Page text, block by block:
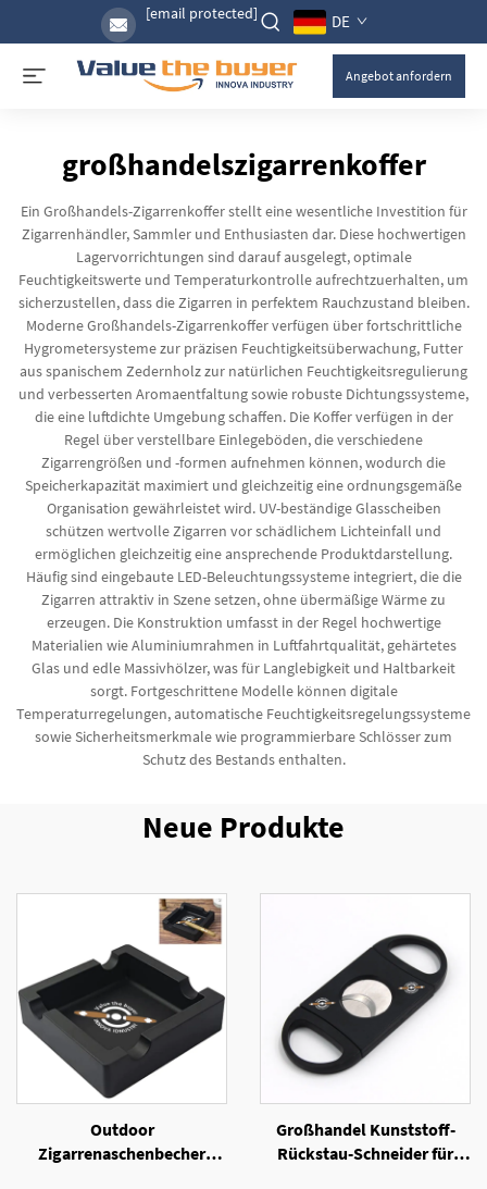
[email protected] DE
Angebot anfordern
großhandelszigarrenkoffer
Ein Großhandels-Zigarrenkoffer stellt eine wesentliche Investition für
Zigarrenhändler, Sammler und Enthusiasten dar. Diese hochwertigen
Lagervorrichtungen sind darauf ausgelegt, optimale
Feuchtigkeitswerte und Temperaturkontrolle aufrechtzuerhalten, um
sicherzustellen, dass die Zigarren in perfektem Rauchzustand bleiben.
Moderne Großhandels-Zigarrenkoffer verfügen über fortschrittliche
Hygrometersysteme zur präzisen Feuchtigkeitsüberwachung, Futter
aus spanischem Zedernholz zur natürlichen Feuchtigkeitsregulierung
und verbesserten Aromaentfaltung sowie robuste Dichtungssysteme,
die eine luftdichte Umgebung schaffen. Die Koffer verfügen in der
Regel über verstellbare Einlegeböden, die verschiedene
Zigarrengrößen und -formen aufnehmen können, wodurch die
Speicherkapazität maximiert und gleichzeitig eine ordnungsgemäße
Organisation gewährleistet wird. UV-beständige Glasscheiben
schützen wertvolle Zigarren vor schädlichem Lichteinfall und
ermöglichen gleichzeitig eine ansprechende Produktdarstellung.
Häufig sind eingebaute LED-Beleuchtungssysteme integriert, die die
Zigarren attraktiv in Szene setzen, ohne übermäßige Wärme zu
erzeugen. Die Konstruktion umfasst in der Regel hochwertige
Materialien wie Aluminiumrahmen in Luftfahrtqualität, gehärtetes
Glas und edle Massivhölzer, was für Langlebigkeit und Haltbarkeit
sorgt. Fortgeschrittene Modelle können digitale
Temperaturregelungen, automatische Feuchtigkeitsregelungssysteme
sowie Sicherheitsmerkmale wie programmierbare Schlösser zum
Schutz des Bestands enthalten.
Neue Produkte
Outdoor
Zigarrenaschenbecher
Großhandel Kunststoff-
Rückstau-Schneider für